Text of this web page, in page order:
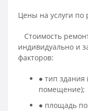
Цены на услуги по
Стоимость
индивидуально и
факторов:
● тип
помещение);
● площадь